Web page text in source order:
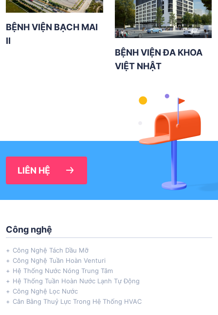
BỆNH VIỆN BẠCH MAI
II
BỆNH VIỆN ĐA KHOA
VIỆT NHẬT
LIÊN HỆ
Công nghệ
Công Nghệ Tách Dầu Mỡ
Công Nghệ Tuần Hoàn Venturi
Hệ Thống Nước Nóng Trung Tâm
Hệ Thống Tuần Hoàn Nước Lạnh Tự Động
Công Nghệ Lọc Nước
Cân Bằng Thuỷ Lực Trong Hệ Thống HVAC